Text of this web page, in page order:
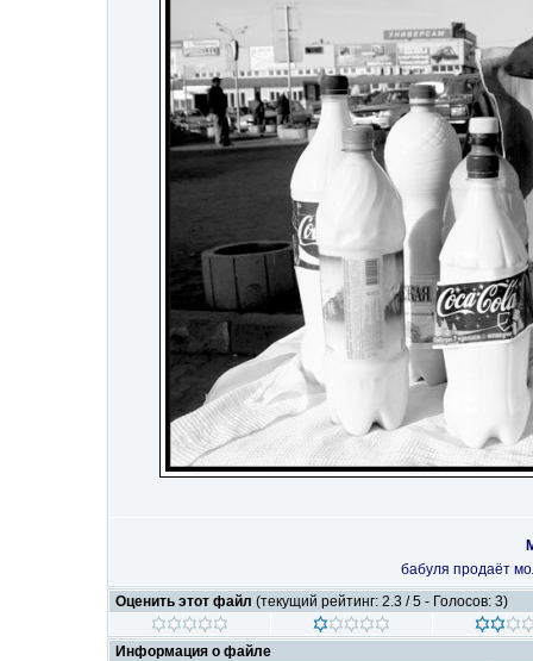
бабуля продаёт
Оценить этот файл (текущий рейтинг: 2.3 / 5 - Голосов: 3)
Информация о файле